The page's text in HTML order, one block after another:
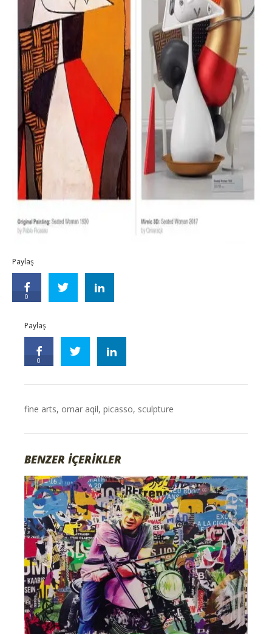
Paylaş
0
Paylaş
0
fine arts, omar aqil,picasso, sculpture
BENZER İÇERİKLER